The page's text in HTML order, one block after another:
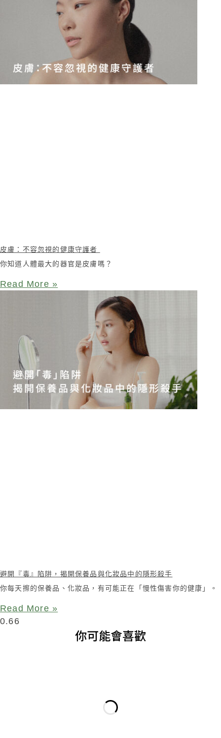
皮膚：不容忽視的健康守護者
你知道人體最大的器官是皮膚嗎？
Read More »
避開『毒』陷阱，揭開保養品與化妝品中的隱形殺手
你每天擦的保養品、化妝品，有可能正在「慢性傷害你的健康」。
Read More »
你可能會喜歡